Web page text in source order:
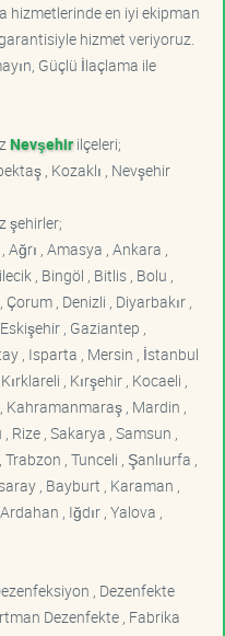
hizmetlerinde en iyi ekipman
hizmet veriyoruz.
Güçlü İlaçlama ile
Nevşehirilçeleri;
, Kozaklı , Nevşehir
şehirler;
, Amasya , Ankara ,
, Bingöl , Bitlis , Bolu ,
, Denizli , Diyarbakır ,
, Gaziantep ,
, Isparta , Mersin , İstanbul
, Kırşehir , Kocaeli ,
, Mardin ,
Rize , Sakarya , Samsun ,
, Tunceli , Şanlıurfa ,
, Bayburt , Karaman ,
, Iğdır , Yalova ,
, Dezenfekte
Dezenfekte , Fabrika